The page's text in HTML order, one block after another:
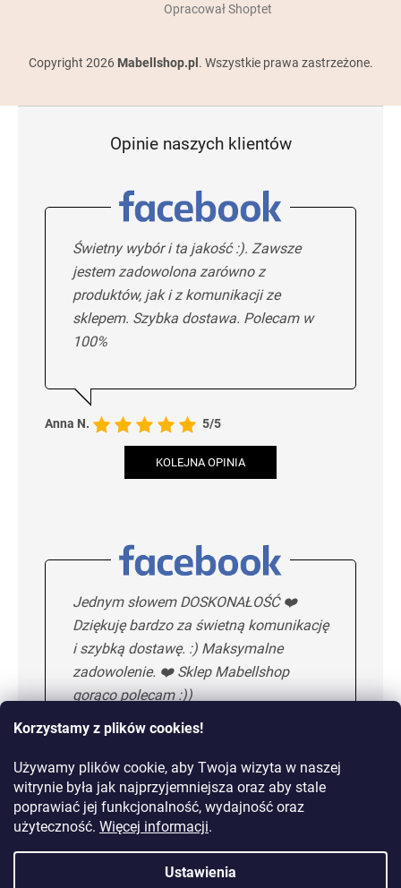
Korzystamy z plików cookies!
Używamy plików cookie, aby Twoja wizyta w naszej
witrynie była jak najprzyjemniejsza oraz aby stale
poprawiać jej funkcjonalność, wydajność oraz
użyteczność. Więcej informacji.
Ustawienia
Opracował Shoptet
Copyright 2026 Mabellshop.pl . Wszystkie prawa zastrzeżone.
Opinie naszych klientów
Świetny wybór i ta jakość :). Zawsze
jestem zadowolona zarówno z
produktów, jak i z komunikacji ze
sklepem. Szybka dostawa. Polecam w
100%
Anna N. 5/5
KOLEJNA OPINIA
Jednym słowem DOSKONAŁOŚĆ ❤️
Dziękuję bardzo za świetną komunikację
i szybką dostawę. :) Maksymalne
zadowolenie. ❤️ Sklep Mabellshop
gorąco polecam :))
Maria H. 5/5
KOLEJNA OPINIA